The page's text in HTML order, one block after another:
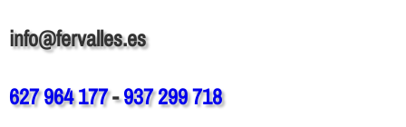
info@fervalles.es
627 964 177-937 299 718